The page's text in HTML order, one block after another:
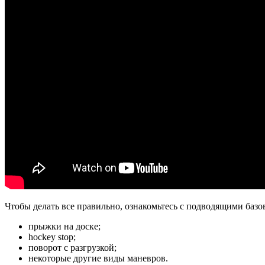
Чтобы делать все правильно, ознакомьтесь с подводящими
прыжки на доске;
hockey stop;
поворот с разгрузкой;
некоторые другие виды маневров.